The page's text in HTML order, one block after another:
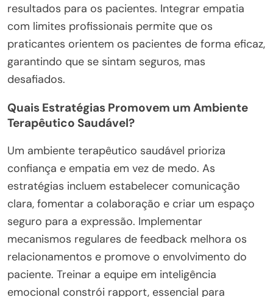
resultados para os pacientes. Integrar empatia
com limites profissionais permite que os
praticantes orientem os pacientes de forma eficaz,
garantindo que se sintam seguros, mas
desafiados.
Quais Estratégias Promovem um Ambiente
Terapêutico Saudável?
Um ambiente terapêutico saudável prioriza
confiança e empatia em vez de medo. As
estratégias incluem estabelecer comunicação
clara, fomentar a colaboração e criar um espaço
seguro para a expressão. Implementar
mecanismos regulares de feedback melhora os
relacionamentos e promove o envolvimento do
paciente. Treinar a equipe em inteligência
emocional constrói rapport, essencial para